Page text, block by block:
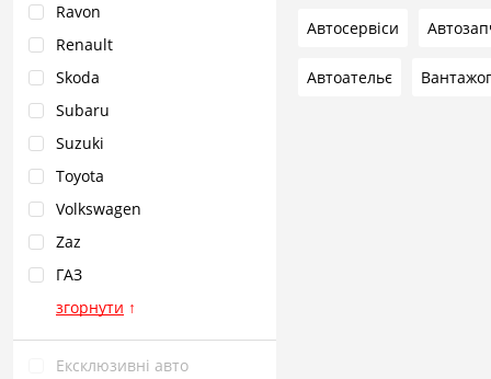
Ravon
Renault
Skoda
Subaru
Suzuki
Toyota
Volkswagen
Zaz
ГАЗ
згорнути ↑
Ексклюзивні авто
Автосервіси
Автоательє